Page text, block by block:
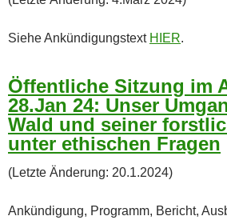
Siehe Ankündigungstext HIER.
Öffentliche Sitzung im
28.Jan 24: Unser
Wald und seiner
unter ethischen Fragen
(Letzte Änderung: 20.1.2024)
Ankündigung, Programm, Bericht,